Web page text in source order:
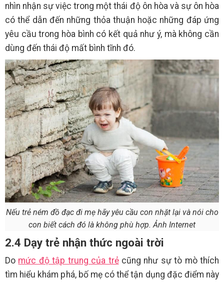
nhìn nhận sự việc trong một thái độ ôn hòa và sự ôn hòa
có thể dẫn đến những thỏa thuận hoặc những đáp ứng
yêu cầu trong hòa bình có kết quả như ý, mà không cần
dùng đến thái độ mất bình tĩnh đó.
Nếu trẻ ném đồ đạc đi mẹ hãy yêu cầu con nhặt lại và nói cho
con biết cách đó là không phù hợp. Ảnh Internet
2.4 Dạy trẻ nhận thức ngoài trời
Do mức độ tập trung của trẻcũng như sự tò mò thích
tìm hiểu khám phá, bố mẹ có thể tận dụng đặc điểm này